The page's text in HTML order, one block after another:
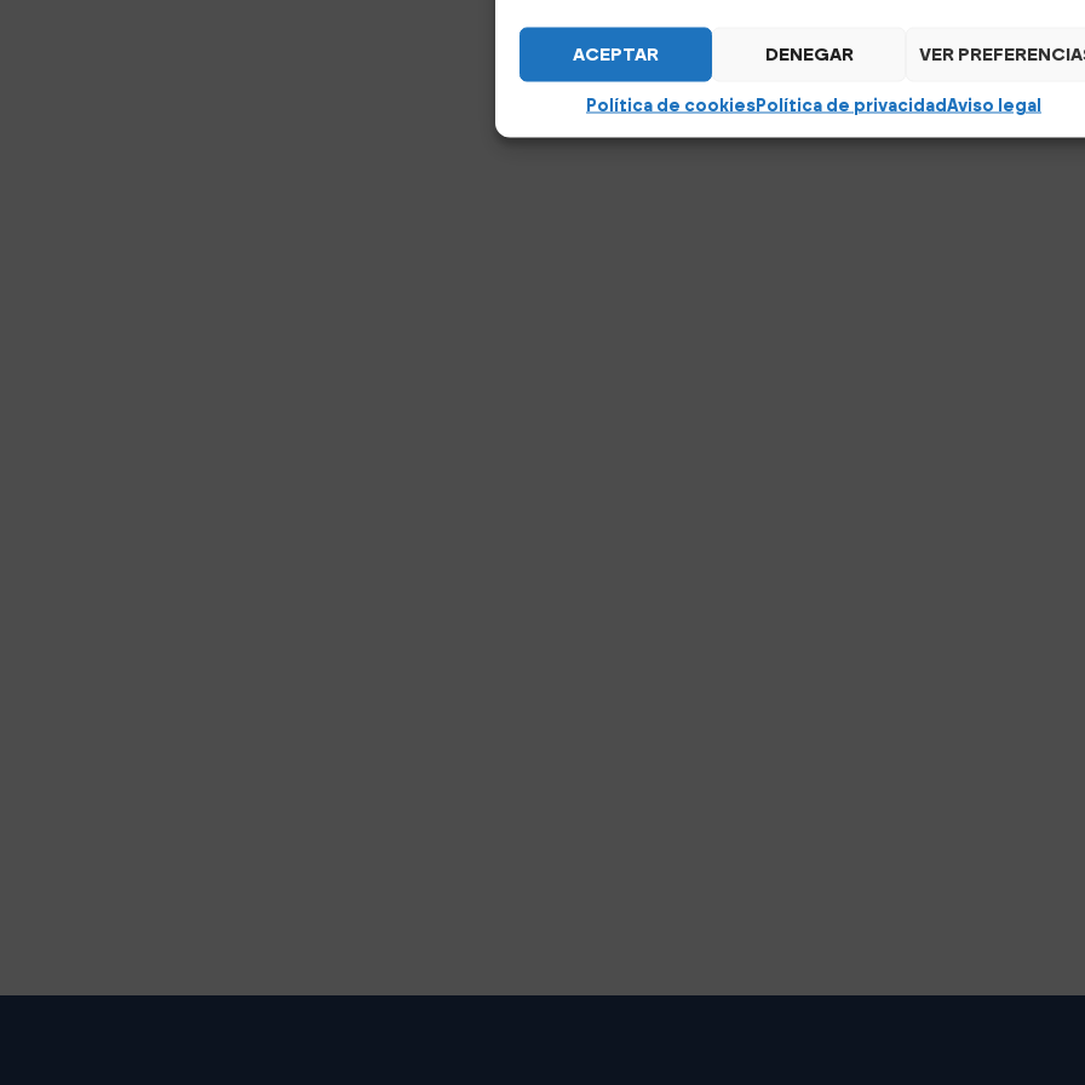
ACEPTAR DENEGAR VER
Política de cookiesPolítica de privacidad Aviso legal